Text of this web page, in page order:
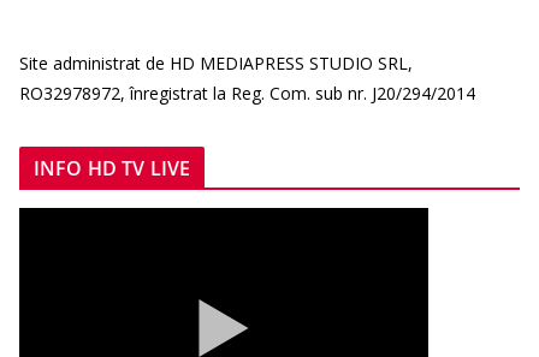
Site administrat de HD MEDIAPRESS STUDIO SRL,
RO32978972, înregistrat la Reg. Com. sub nr. J20/294/2014
INFO HD TV LIVE